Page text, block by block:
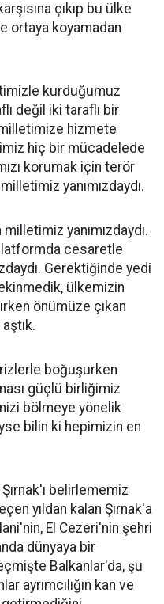
çıkıp bu ülke
ortaya koyamadan
kurduğumuz
değil iki taraflı bir
hizmete
hiç bir mücadelede
korumak için terör
yanımızdaydı.
yanımızdaydı.
cesaretle
Gerektiğinde yedi
ülkemizin
önümüze çıkan
boğuşurken
güçlü birliğimiz
bölmeye yönelik
bilin ki hepimizin en
belirlememiz
yıldan kalan Şırnak'a
El Cezeri'nin şehri
dünyaya bir
Balkanlar'da, şu
ayrımcılığın kan ve